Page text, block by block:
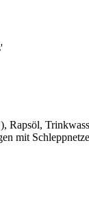
mit